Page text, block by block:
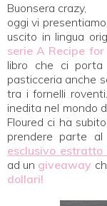
Buonsera crazy,
oggi vi presentiamo
uscito in lingua
serie A Recipe for
libro che ci porta
pasticceria anche
tra i fornelli
inedita nel mondo
Floured ci ha
prendere parte al
esclusivo
ad un giveaway
dollari!